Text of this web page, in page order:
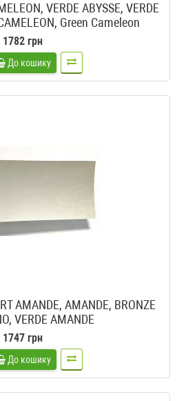
VERDE ABYSSE, VERDE
Green Cameleon
1782 грн
До кошику
AMANDE, AMANDE, BRONZE
VERDE AMANDE
1747 грн
До кошику